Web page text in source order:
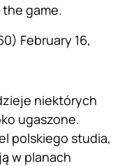
game.
February 16,
niektórych
ugaszone.
polskiego studia,
w planach